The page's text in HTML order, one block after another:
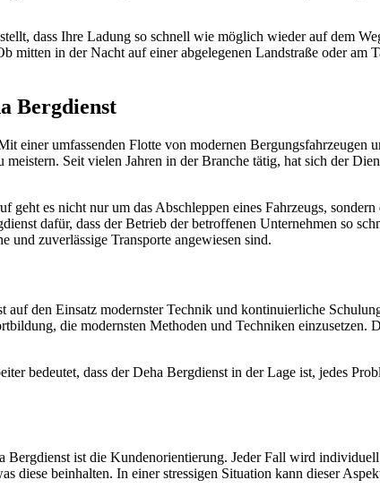
dass Ihre Ladung so schnell wie möglich wieder auf dem
mitten in der Nacht auf einer abgelegenen Landstraße oder
Bergdienst
einer umfassenden Flotte von modernen Bergungsfahrzeugen
Seit vielen Jahren in der Branche tätig, hat sich der
es nicht nur um das Abschleppen eines Fahrzeugs,
dafür, dass der Betrieb der betroffenen Unternehmen so
und zuverlässige Transporte angewiesen sind.
auf den Einsatz modernster Technik und kontinuierliche
die modernsten Methoden und Techniken einzusetzen.
bedeutet, dass der Deha Bergdienst in der Lage ist, jedes
ist die Kundenorientierung. Jeder Fall wird
diese beinhalten. In einer stressigen Situation kann dieser